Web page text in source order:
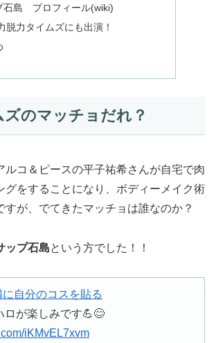
石島 プロフィール(wiki)
脱力タイムズにも出演！
のマッチョだれ？
ルコ＆ピースの平子祐希さんが自宅で肉
グをすることになり、ボディーメイク術
すが、でてきたマッチョは誰なのか？
ップ石島という方でした！！
自分のコスを貼る
ロが楽しみです💪😊
iKMvEL7xvm